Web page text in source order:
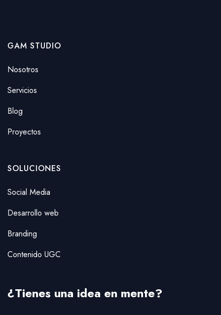
GAM STUDIO
Nosotros
Servicios
Blog
Proyectos
SOLUCIONES
Social Media
Desarrollo web
Branding
Contenido UGC
¿Tienes una idea en mente?